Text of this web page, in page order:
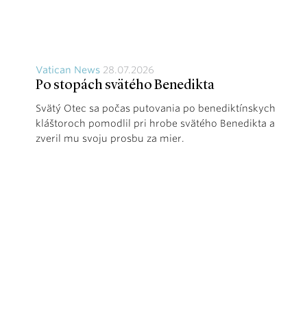
Vatican News 28.07.2026
Po stopách svätého Benedikta
Svätý Otec sa počas putovania po benediktínskych
kláštoroch pomodlil pri hrobe svätého Benedikta a
zveril mu svoju prosbu za mier.